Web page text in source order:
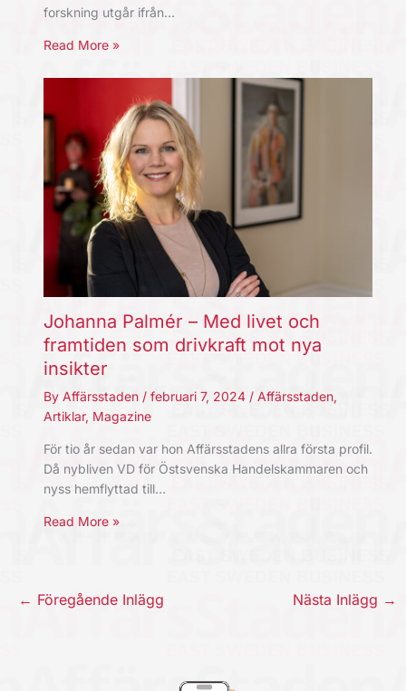
forskning utgår ifrån…
Read More »
Johanna Palmér – Med livet och
framtiden som drivkraft mot nya
insikter
By Affärsstaden / februari 7, 2024 / Affärsstaden,
Artiklar, Magazine
För tio år sedan var hon Affärsstadens allra första profil.
Då nybliven VD för Östsvenska Handelskammaren och
nyss hemflyttad till…
Read More »
← Föregående Inlägg Nästa Inlägg →